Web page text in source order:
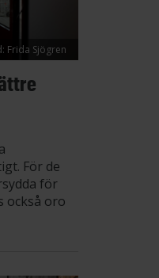
Frida Sjögren
För de
för
också oro